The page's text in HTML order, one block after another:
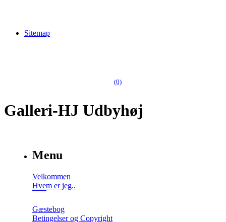
Sitemap
(0)
Galleri-HJ Udbyhøj
Menu
Velkommen
Hvem er jeg..
Gæstebog
Betingelser og Copyright